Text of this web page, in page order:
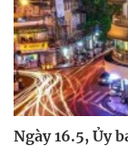
Ngày 16.5, Ủy